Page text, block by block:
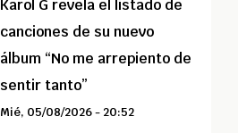
Karol G revela el listado de
canciones de su nuevo
álbum “No me arrepiento de
sentir tanto”
Mié, 05/08/2026 - 20:52